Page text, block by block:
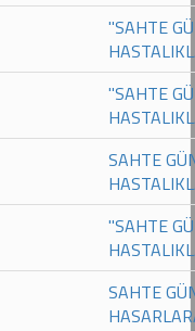
"SAHTE
"SAHTE
SAHTE
"SAHTE
SAHTE